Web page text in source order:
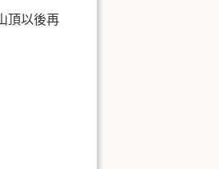
頂以後再